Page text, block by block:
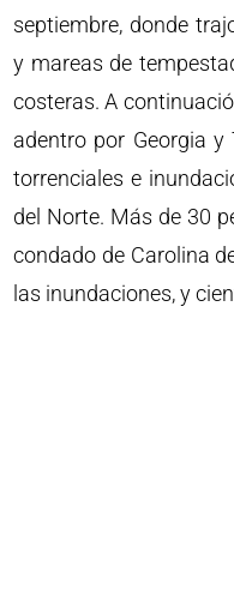
septiembre, donde
y mareas de
costeras. A
adentro por Georgia y
torrenciales e
del Norte. Más de 30
condado de Carolina
las inundaciones, y